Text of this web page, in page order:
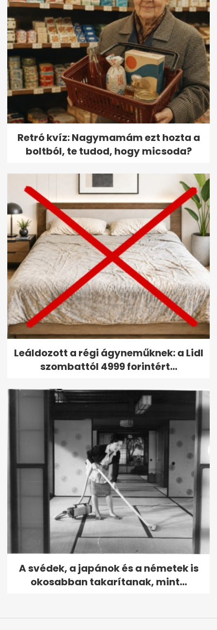
Retró kvíz: Nagymamám ezt hozta a
boltból, te tudod, hogy micsoda?
Leáldozott a régi ágyneműknek: a Lidl
szombattól 4999 forintért...
A svédek, a japánok és a németek is
okosabban takarítanak, mint...